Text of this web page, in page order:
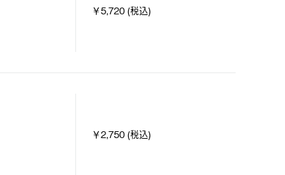
￥5,720 (税込)
￥2,750 (税込)